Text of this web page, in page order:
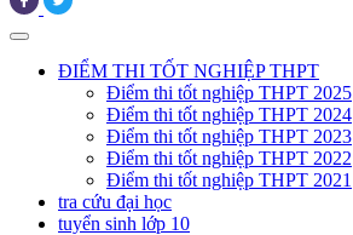
ĐIỂM THI TỐT NGHIỆP THPT
Điểm thi tốt nghiệp THPT 2025
Điểm thi tốt nghiệp THPT 2024
Điểm thi tốt nghiệp THPT 2023
Điểm thi tốt nghiệp THPT 2022
Điểm thi tốt nghiệp THPT 2021
tra cứu đại học
tuyển sinh lớp 10